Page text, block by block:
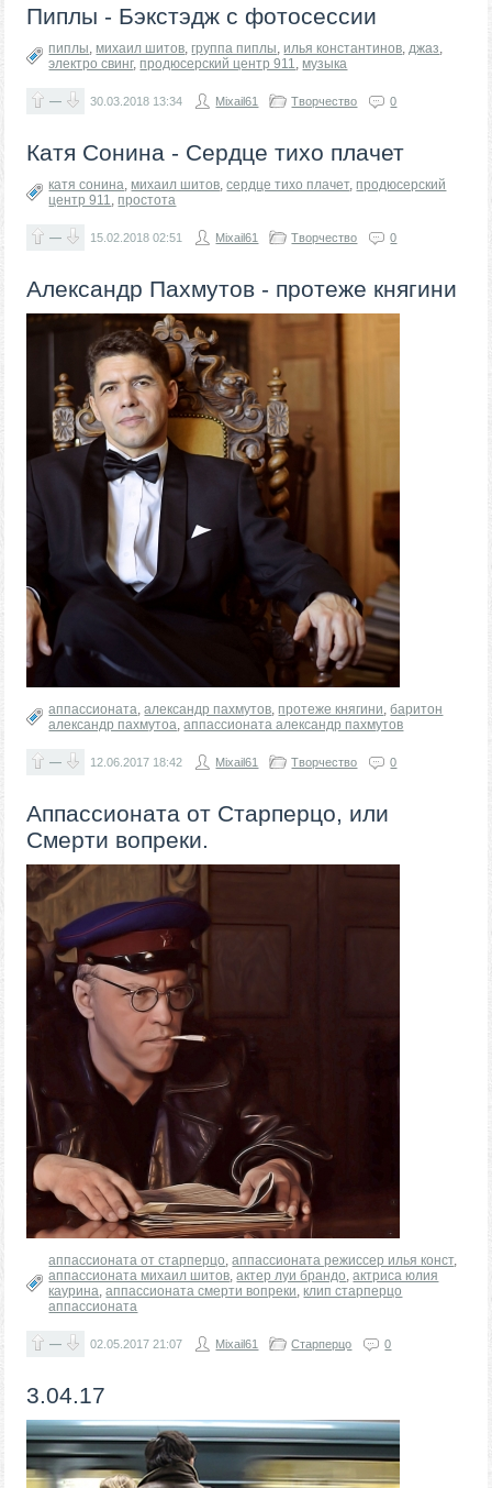
Пиплы - Бэкстэдж с фотосессии
пиплы, михаил шитов, группа пиплы, илья константинов,джаз,
электро свинг, продюсерский центр 911, музыка
— 30.03.2018 13:34 Mixail61 Творчество 0
Катя Сонина - Сердце тихо плачет
катя сонина, михаил шитов,сердце тихо плачет, продюсерский
центр 911, простота
— 15.02.201802:51 Mixail61 Творчество 0
Александр Пахмутов - протеже княгини
аппассионата,александр пахмутов, протеже княгини,баритон
александр пахмутоа,аппассионата александр пахмутов
— 12.06.2017 18:42 Mixail61 Творчество 0
Аппассионата от Старперцо, или
Смерти вопреки.
аппассионата от старперцо,аппассионата режиссер илья конст,
аппассионата михаил шитов,актер луи брандо,актриса юлия
каурина,аппассионата смерти вопреки,клип старперцо
аппассионата
— 02.05.201721:07 Mixail61 Старперцо 0
3.04.17